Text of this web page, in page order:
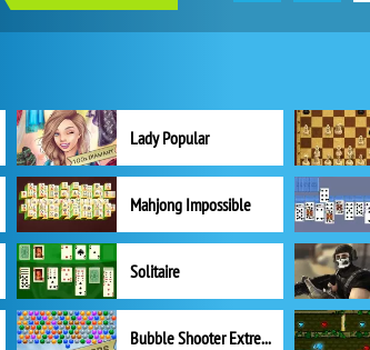
Lady Popular
Mahjong Impossible
Solitaire
Bubble Shooter Extreme